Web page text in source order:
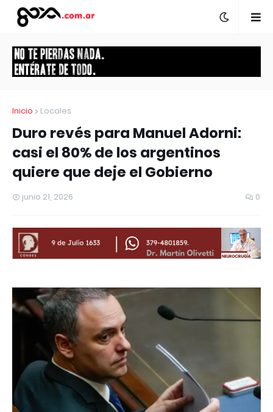
Inicio Locales
Duro revés para Manuel Adorni:
casi el 80% de los argentinos
quiere que deje el Gobierno
junio 21, 2026 0